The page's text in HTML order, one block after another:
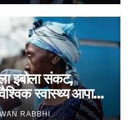
इबोला संकट,
स्वास्थ्य आपात
RABBHI